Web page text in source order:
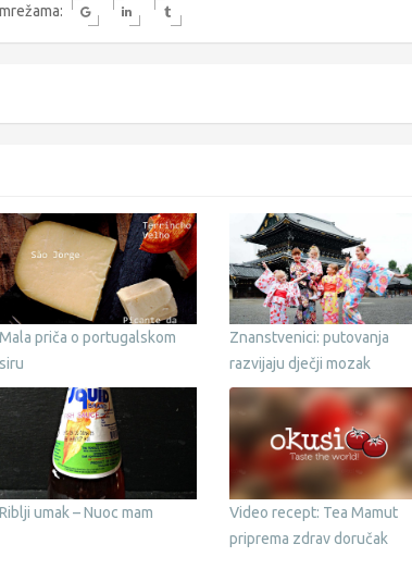
Mala priča o portugalskom
siru
Znanstvenici: putovanja
razvijaju dječji mozak
Riblji umak – Nuoc mam
Video recept: Tea Mamut
priprema zdrav doručak